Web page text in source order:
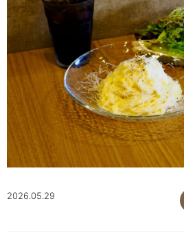
2026.05.29